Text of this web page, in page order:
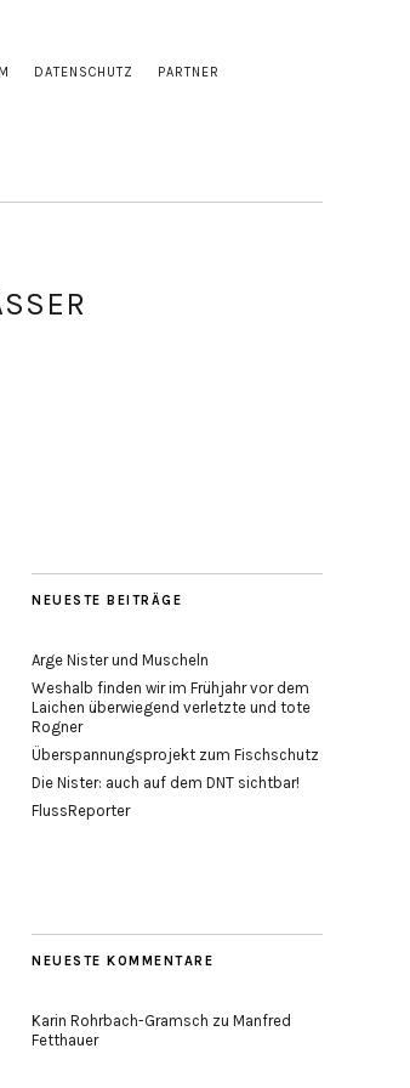
DATENSCHUTZ PARTNER
NEUESTE BEITRÄGE
Arge Nister und Muscheln
Weshalb finden wir im Frühjahr vor dem
Laichen überwiegend verletzte und tote
Rogner
Überspannungsprojekt zum Fischschutz
Die Nister: auch auf dem DNT sichtbar!
FlussReporter
NEUESTE KOMMENTARE
Karin Rohrbach-Gramsch zu Manfred
Fetthauer